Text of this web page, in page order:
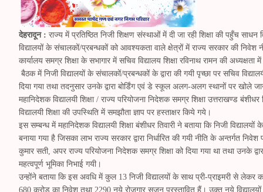
देहरादून : राज्य में प्रतिष्ठित निजी शिक्षण संस्थाओं में दी जा रही शिक्षा की पहुँच
विद्यालयों के संचालकों/प्रबन्धकों को आवश्यकता वाले क्षेत्रों में राज्य सरकार की
कार्यालय समग्र शिक्षा के सभागार में सचिव विद्यालय शिक्षा रविनाथ रामन की
बैठक में निजी विद्यालयों के संचालकों/प्रबन्धकों के द्वारा की गयी पृच्छा पर सचिव
दिया गया तथा तदनुसार उनके द्वारा बोर्डिंग एवं डे स्कूल अलग-अलग स्थानों पर खोले
महानिदेशक विद्यालयी शिक्षा / राज्य परियोजना निदेशक समग्र शिक्षा उत्तराखण्ड
विद्यालयी शिक्षा की उपस्थिति में समझौता ज्ञाप पर हस्ताक्षर किये गये।
इस सम्बन्ध में महानिदेशक विद्यालयी शिक्षा बंशीधर तिवारी ने बताया कि निजी
बनाया गया है जिसका लाभ राज्य सरकार द्वारा निर्धारित की गयी नीति के अन्तर्गत
कुमार सती, अपर राज्य परियोजना निदेशक समग्र शिक्षा को दिया गया था तथा उनके
महत्वपूर्ण भूमिका निभाई गयी।
उन्होंने बताया कि इस अवधि में कुल 13 निजी विद्यालयों के साथ प्री-प्राइमरी से
680 करोड़ का निवेश तथा 2290 नये रोजगार सृजन प्रस्तावित हैं। उक्त नये